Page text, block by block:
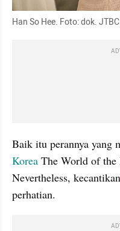
Han So Hee. Foto: dok. JTBC
Baik itu perannya yang
Korea The World of the
Nevertheless, kecantikan
perhatian.